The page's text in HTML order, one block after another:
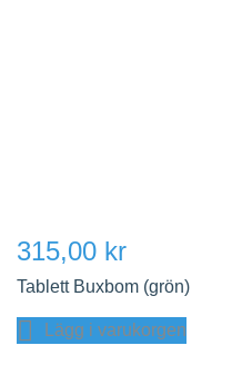
315,00 kr
Tablett Buxbom (grön)
Lägg i varukorgen